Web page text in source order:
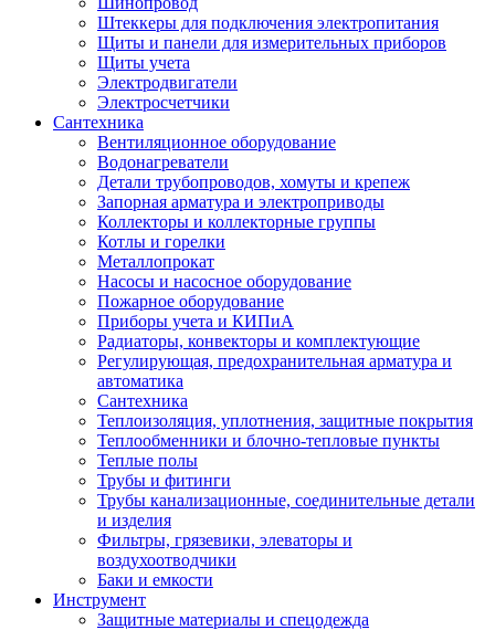
Штеккеры для подключения электропитания
Щиты и панели для измерительных приборов
Щиты учета
Электродвигатели
Электросчетчики
Сантехника
Вентиляционное оборудование
Водонагреватели
Детали трубопроводов, хомуты и крепеж
Запорная арматура и электроприводы
Коллекторы и коллекторные группы
Котлы и горелки
Металлопрокат
Насосы и насосное оборудование
Пожарное оборудование
Приборы учета и КИПиА
Радиаторы, конвекторы и комплектующие
Регулирующая, предохранительная арматура и
автоматика
Сантехника
Теплоизоляция, уплотнения, защитные покрытия
Теплообменники и блочно-тепловые пункты
Теплые полы
Трубы и фитинги
Трубы канализационные, соединительные детали
и изделия
Фильтры, грязевики, элеваторы и
воздухоотводчики
Баки и емкости
Инструмент
Защитные материалы и спецодежда